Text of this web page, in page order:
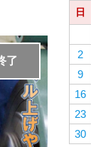
了
日
2
9
16
23
30